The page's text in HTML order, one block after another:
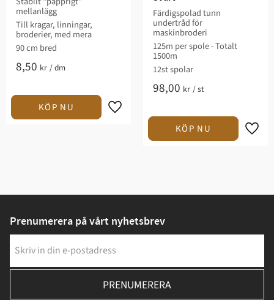
mellanlägg
Till kragar, linningar,
broderier, med mera ​
90 cm bred​
8,50 kr /dm
Färdigspolad tunn
undertråd för
maskinbroderi
125m per spole - Totalt
1500m
12st spolar
98,00 kr /st
Prenumerera på vårt nyhetsbrev
PRENUMERERA